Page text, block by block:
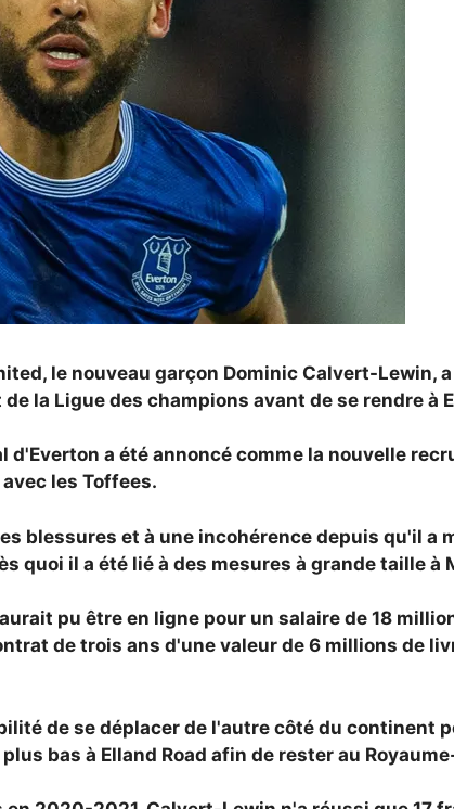
le nouveau garçon Dominic Calvert-Lewin,
la Ligue des champions avant de se rendre à
a été annoncé comme la nouvelle
les Toffees.
blessures et à une incohérence depuis qu'il a
quoi il a été lié à des mesures à grande taille
pu être en ligne pour un salaire de 18
de trois ans d'une valeur de 6 millions de
de se déplacer de l'autre côté du continent
bas à Elland Road afin de rester au